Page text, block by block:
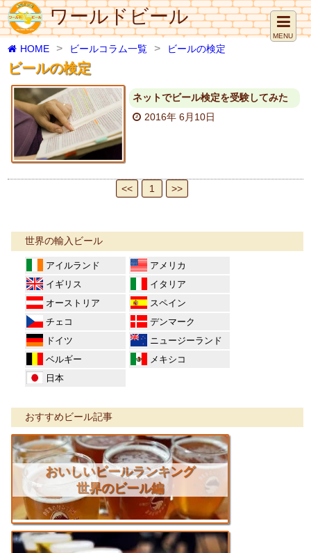
ワールドビール
MENU
HOME ビールコラム一覧 ビールの検定
ビールの検定
ネットでビール検定を受験してみた
2016年 6月10日
<< 1 >>
世界の輸入ビール
アイルランド
アメリカ
イギリス
イタリア
オーストリア
スペイン
チェコ
デンマーク
ドイツ
ニュージーランド
ベルギー
メキシコ
日本
おすすめビール記事
おいしいビールランキング
世界のビール編